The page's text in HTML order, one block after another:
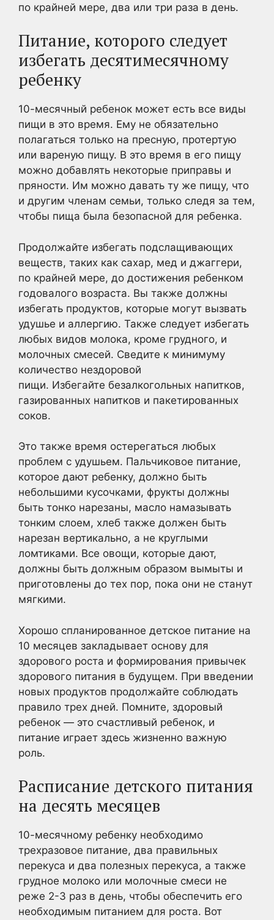
по крайней мере, два или три раза в день.
Питание, которого следует
избегать десятимесячному
ребенку
10-месячный ребенок может есть все виды
пищи в это время. Ему не обязательно
полагаться только на пресную, протертую
или вареную пищу. В это время в его пищу
можно добавлять некоторые приправы и
пряности. Им можно давать ту же пищу, что
и другим членам семьи, только следя за тем,
чтобы пища была безопасной для ребенка.
Продолжайте избегать подслащивающих
веществ, таких как сахар, мед и джаггери,
по крайней мере, до достижения ребенком
годовалого возраста. Вы также должны
избегать продуктов, которые могут вызвать
удушье и аллергию. Также следует избегать
любых видов молока, кроме грудного, и
молочных смесей. Сведите к минимуму
количество нездоровой
пищи. Избегайте безалкогольных напитков,
газированных напитков и пакетированных
соков.
Это также время остерегаться любых
проблем с удушьем. Пальчиковое питание,
которое дают ребенку, должно быть
небольшими кусочками, фрукты должны
быть тонко нарезаны, масло намазывать
тонким слоем, хлеб также должен быть
нарезан вертикально, а не круглыми
ломтиками. Все овощи, которые дают,
должны быть должным образом вымыты и
приготовлены до тех пор, пока они не станут
мягкими.
Хорошо спланированное детское питание на
10 месяцев закладывает основу для
здорового роста и формирования привычек
здорового питания в будущем. При введении
новых продуктов продолжайте соблюдать
правило трех дней. Помните, здоровый
ребенок — это счастливый ребенок, и
питание играет здесь жизненно важную
роль.
Расписание детского питания
на десять месяцев
10-месячному ребенку необходимо
трехразовое питание, два правильных
перекуса и два полезных перекуса, а также
грудное молоко или молочные смеси не
реже 2-3 раз в день, чтобы обеспечить его
необходимым питанием для роста. Вот